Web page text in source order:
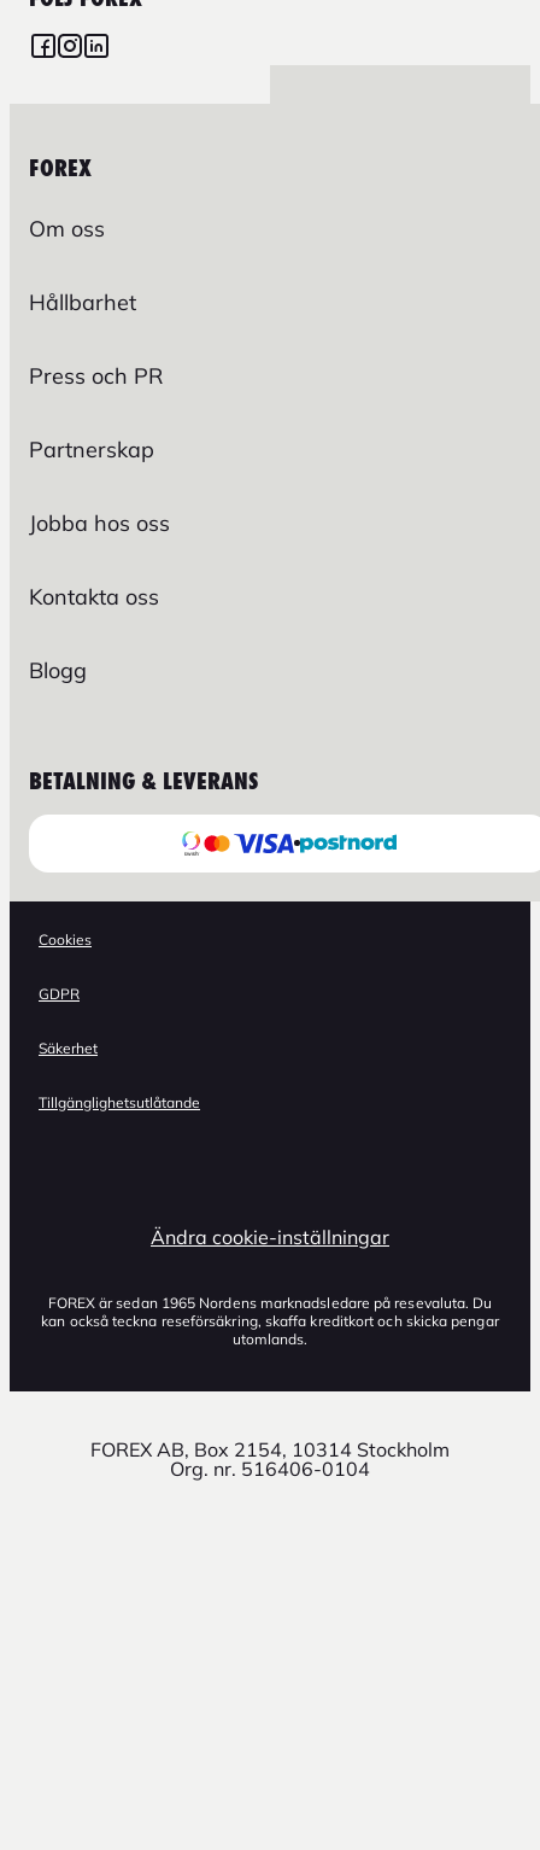
FOREX
Om oss
Hållbarhet
Press och PR
Partnerskap
Jobba hos oss
Kontakta oss
Blogg
BETALNING & LEVERANS
Cookies
GDPR
Säkerhet
Tillgänglighetsutlåtande
Ändra cookie-inställningar
FOREX är sedan 1965 Nordens marknadsledare på resevaluta. Du
kan också teckna reseförsäkring, skaffa kreditkort och skicka pengar
utomlands.
FOREX AB, Box 2154, 10314 Stockholm
Org. nr. 516406-0104